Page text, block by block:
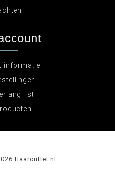
informatie
Haaroutlet.nl